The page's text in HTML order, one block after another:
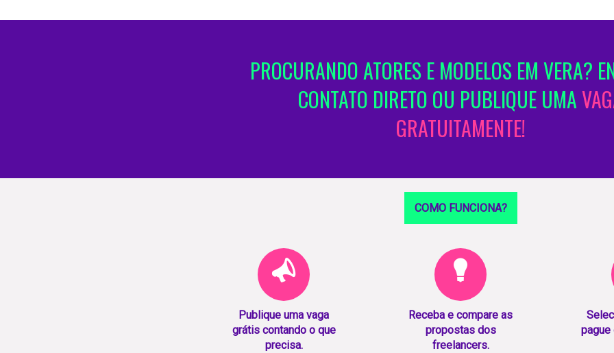
PROCURANDO ATORES E MODELOS EM VERA?
CONTATO DIRETO OU PUBLIQUE UMA
GRATUITAMENTE!
COMO FUNCIONA?
Publique uma vaga
grátis contando o que
precisa.
Receba e compare as
propostas dos
freelancers.
pague